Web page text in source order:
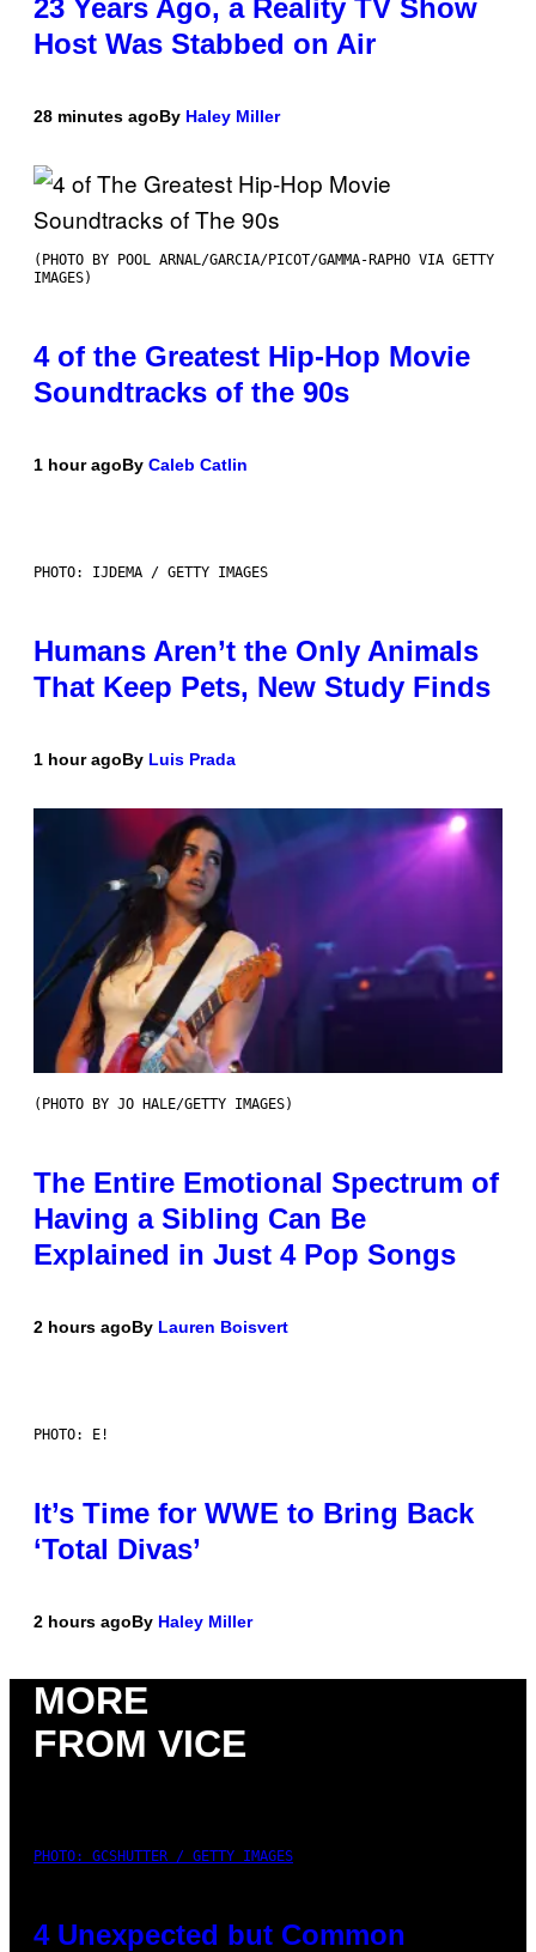
23 Years Ago, a Reality TV Show
Host Was Stabbed on Air
28 minutes agoBy Haley Miller
(PHOTO BY POOL ARNAL/GARCIA/PICOT/GAMMA-RAPHO VIA GETTY
IMAGES)
4 of the Greatest Hip-Hop Movie
Soundtracks of the 90s
1 hour agoBy Caleb Catlin
PHOTO: IJDEMA / GETTY IMAGES
Humans Aren’t the Only Animals
That Keep Pets, New Study Finds
1 hour agoBy Luis Prada
(PHOTO BY JO HALE/GETTY IMAGES)
The Entire Emotional Spectrum of
Having a Sibling Can Be
Explained in Just 4 Pop Songs
2 hours agoBy Lauren Boisvert
PHOTO: E!
It’s Time for WWE to Bring Back
‘Total Divas’
2 hours agoBy Haley Miller
MORE
FROM VICE
PHOTO: GCSHUTTER / GETTY IMAGES
4 Unexpected but Common